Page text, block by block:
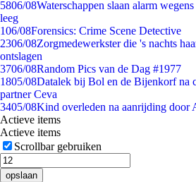
5806/08Waterschappen slaan alarm
leeg
106/08Forensics: Crime Scene Detective
2306/08Zorgmedewerkster die 's nachts
ontslagen
3706/08Random Pics van de Dag #1977
1805/08Datalek bij Bol en de Bijenkorf na
partner Ceva
3405/08Kind overleden na aanrijding door
Actieve items
Actieve items
Scrollbar gebruiken
opslaan